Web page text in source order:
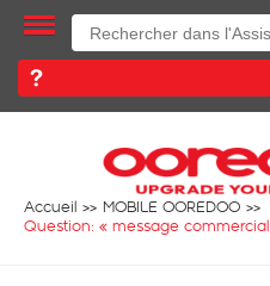
Accueil
MOBILE OOREDOO
Question: « message commercial